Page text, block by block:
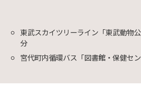
東武スカイツリーライン「東武動物
分
宮代町内循環バス「図書館・保健セ